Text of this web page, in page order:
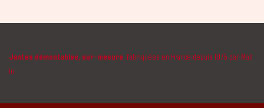
Jantes démontables, sur-mesure , fabriquées en France depuis 1975 par Mad
In.